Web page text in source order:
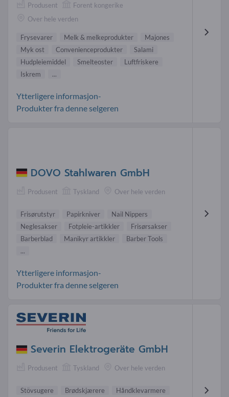
Produsent
Forent kongerike
Over hele verden
Frysevarer Melk & melkeprodukter
Majones
Myk ost
Convenienceprodukter
Salami
Hudpleiemiddel
Smelteoster
Luftfriskere
Iskrem
...
Ytterligere informasjon-
Produkter fra denne selgeren
DOVO Stahlwaren GmbH
Produsent Tyskland Over hele verden
Frisørutstyr Papirkniver
Nail Nippers
Neglesakser
Fotpleie-artikkler
Frisørsakser
Barberblad
Manikyr artikkler
Barber Tools
...
Ytterligere informasjon-
Produkter fra denne selgeren
Severin Elektrogeräte GmbH
Produsent Tyskland Over hele verden
Stövsugere Brødskjærere Håndklevarmere